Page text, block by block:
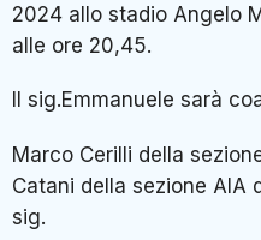
2024 allo stadio Angelo
alle ore 20,45.
Il sig.Emmanuele sarà
Marco Cerilli della
Catani della sezione AIA
sig.